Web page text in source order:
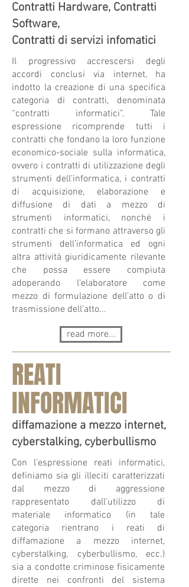
Il progressivo accrescersi degli
accordi conclusi via internet, ha
indotto la creazione di una specifica
categoria di contratti, denominata
“contratti informatici”. Tale
espressione ricomprende tutti i
contratti che fondano la loro funzione
economico-sociale sulla informatica,
ovvero i contratti di utilizzazione degli
strumenti dell’informatica, i contratti
di acquisizione, elaborazione e
diffusione di dati a mezzo di
strumenti informatici, nonché i
contratti che si formano attraverso gli
strumenti dell’informatica ed ogni
altra attività giuridicamente rilevante
che possa essere compiuta
adoperando l’elaboratore come
mezzo di formulazione dell’atto o di
trasmissione dell’atto...
read more...
Contratti Hardware, Contratti
Software,
Contratti di servizi infomatici
REATI
INFORMATICI
diffamazione a mezzo internet,
cyberstalking, cyberbullismo
Con l’espressione reati informatici,
definiamo sia gli illeciti caratterizzati
dal mezzo di aggressione
rappresentato dall’utilizzo di
materiale informatico (in tale
categoria rientrano i reati di
diffamazione a mezzo internet,
cyberstalking, cyberbullismo, ecc.)
sia a condotte criminose fisicamente
dirette nei confronti del sistema